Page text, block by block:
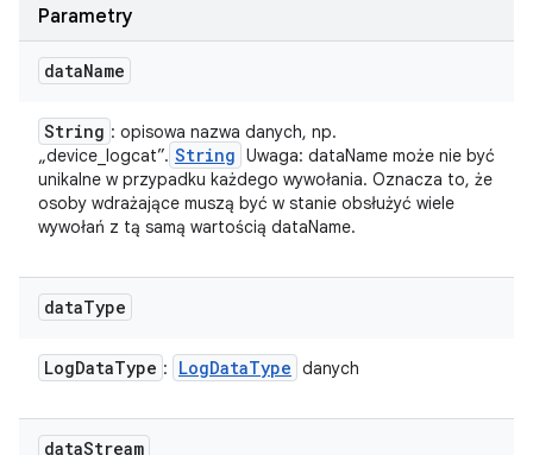
Parametry
dataName
String : opisowa nazwa danych, np.
„device_logcat”. String Uwaga: dataName może nie być
unikalne w przypadku każdego wywołania. Oznacza to, że
osoby wdrażające muszą być w stanie obsłużyć wiele
wywołań z tą samą wartością dataName.
dataType
LogDataType : LogDataType danych
dataStream